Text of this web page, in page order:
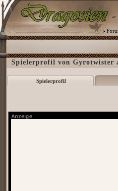
Spielerprofil von Gyrotwister
Spielerprofil